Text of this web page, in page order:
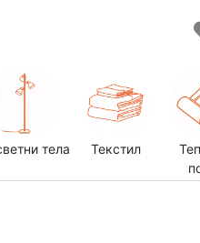
тела Текстил